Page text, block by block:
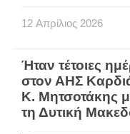
12 Απρίλιος 2026
Ήταν τέτοιες
στον ΑΗΣ
Κ. Μητσοτάκης
τη Δυτική